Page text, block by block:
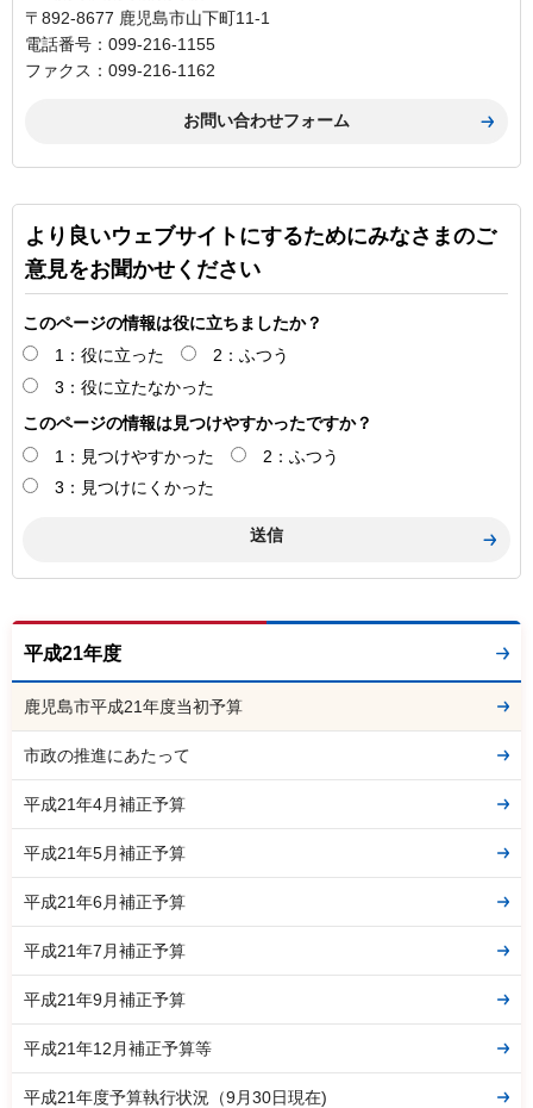
〒892-8677 鹿児島市山下町11-1
電話番号：099-216-1155
ファクス：099-216-1162
より良いウェブサイトにするためにみなさまのご
意見をお聞かせください
このページの情報は役に立ちましたか？
1：役に立った
2：ふつう
3：役に立たなかった
このページの情報は見つけやすかったですか？
1：見つけやすかった
2：ふつう
3：見つけにくかった
平成21年度
鹿児島市平成21年度当初予算
市政の推進にあたって
平成21年4月補正予算
平成21年5月補正予算
平成21年6月補正予算
平成21年7月補正予算
平成21年9月補正予算
平成21年12月補正予算等
平成21年度予算執行状況（9月30日現在)